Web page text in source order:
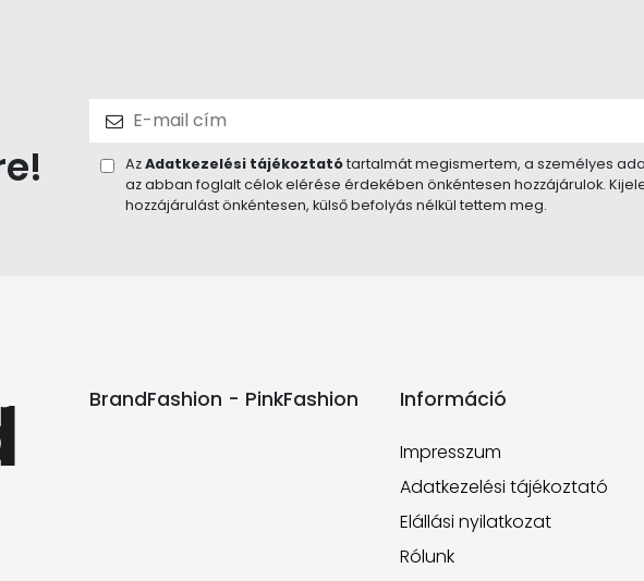
AzAdatkezelési tájékoztatótartalmát megismertem, a személyes
az abban foglalt célok elérése érdekében önkéntesen hozzájárulok.
hozzájárulást önkéntesen, külső befolyás nélkül tettem meg.
BrandFashion - PinkFashion Információ
Impresszum
Adatkezelési tájékoztató
Elállási nyilatkozat
Rólunk